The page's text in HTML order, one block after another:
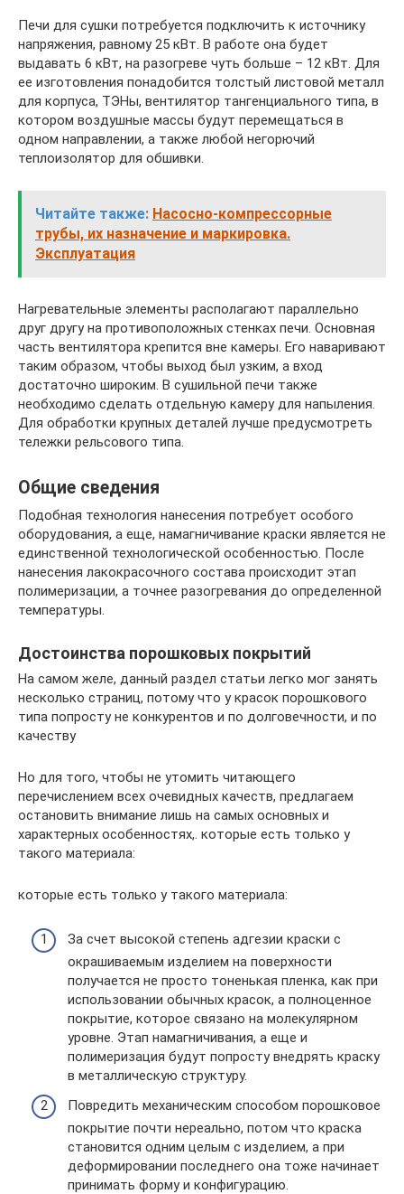
Печи для сушки потребуется подключить к источнику
напряжения, равному 25 кВт. В работе она будет
выдавать 6 кВт, на разогреве чуть больше – 12 кВт. Для
ее изготовления понадобится толстый листовой металл
для корпуса, ТЭНы, вентилятор тангенциального типа, в
котором воздушные массы будут перемещаться в
одном направлении, а также любой негорючий
теплоизолятор для обшивки.
Читайте также: Насосно-компрессорные
трубы, их назначение и маркировка.
Эксплуатация
Нагревательные элементы располагают параллельно
друг другу на противоположных стенках печи. Основная
часть вентилятора крепится вне камеры. Его наваривают
таким образом, чтобы выход был узким, а вход
достаточно широким. В сушильной печи также
необходимо сделать отдельную камеру для напыления.
Для обработки крупных деталей лучше предусмотреть
тележки рельсового типа.
Общие сведения
Подобная технология нанесения потребует особого
оборудования, а еще, намагничивание краски является не
единственной технологической особенностью. После
нанесения лакокрасочного состава происходит этап
полимеризации, а точнее разогревания до определенной
температуры.
Достоинства порошковых покрытий
На самом желе, данный раздел статьи легко мог занять
несколько страниц, потому что у красок порошкового
типа попросту не конкурентов и по долговечности, и по
качеству
Но для того, чтобы не утомить читающего
перечислением всех очевидных качеств, предлагаем
остановить внимание лишь на самых основных и
характерных особенностях,. которые есть только у
такого материала:
которые есть только у такого материала:
За счет высокой степень адгезии краски с
окрашиваемым изделием на поверхности
получается не просто тоненькая пленка, как при
использовании обычных красок, а полноценное
покрытие, которое связано на молекулярном
уровне. Этап намагничивания, а еще и
полимеризация будут попросту внедрять краску
в металлическую структуру.
Повредить механическим способом порошковое
покрытие почти нереально, потом что краска
становится одним целым с изделием, а при
деформировании последнего она тоже начинает
принимать форму и конфигурацию.